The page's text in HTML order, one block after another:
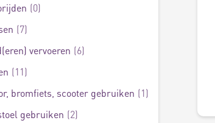
0
7
vervoeren 6
11
bromfiets, scooter gebruiken
1
gebruiken 2